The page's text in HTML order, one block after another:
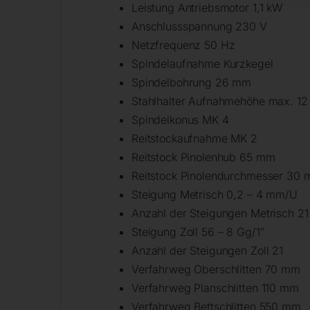
Leistung Antriebsmotor 1,1 kW
Anschlussspannung 230 V
Netzfrequenz 50 Hz
Spindelaufnahme Kurzkegel
Spindelbohrung 26 mm
Stahlhalter Aufnahmehöhe max.
Spindelkonus MK 4
Reitstockaufnahme MK 2
Reitstock Pinolenhub 65 mm
Reitstock Pinolendurchmesser 30
Steigung Metrisch 0,2 – 4 mm/U
Anzahl der Steigungen Metrisch 21
Steigung Zoll 56 – 8 Gg/1″
Anzahl der Steigungen Zoll 21
Verfahrweg Oberschlitten 70 mm
Verfahrweg Planschlitten 110 mm
Verfahrweg Bettschlitten 550 mm